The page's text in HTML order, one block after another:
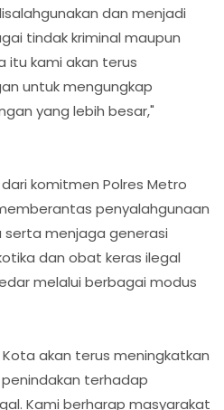
dan menjadi
tindak kriminal maupun
itu kami akan terus
untuk mengungkap
yang lebih besar,"
komitmen Polres Metro
penyalahgunaan
menjaga generasi
dan obat keras ilegal
melalui berbagai modus
akan terus meningkatkan
terhadap
Kami berharap masyarakat